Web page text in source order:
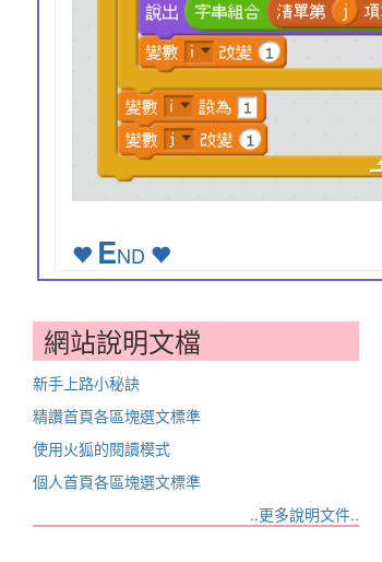
END
網站說明文檔
新手上路小秘訣
精讚首頁各區塊選文標準
使用火狐的閱讀模式
個人首頁各區塊選文標準
..更多說明文件..